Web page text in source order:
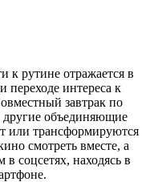
к рутине отражается в
переходе интереса к
завтрак по
другие объединяющие
или трансформируются
смотреть вместе, а
соцсетях, находясь в